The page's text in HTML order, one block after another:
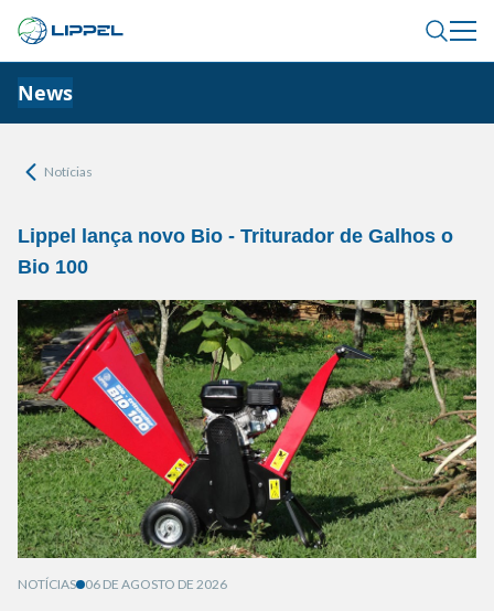
News
Notícias
Lippel lança novo Bio - Triturador de Galhos o
Bio 100
NOTÍCIAS 06 DE AGOSTO DE 2026